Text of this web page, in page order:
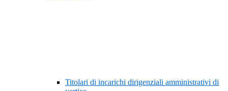
Titolari di incarichi dirigenziali amministrativi di